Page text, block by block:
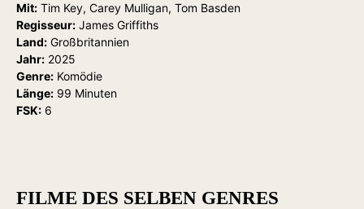
Mit: Tim Key, Carey Mulligan, Tom Basden
Regisseur: James Griffiths
Land: Großbritannien
Jahr: 2025
Genre: Komödie
Länge: 99 Minuten
FSK: 6
FILME DES SELBEN GENRES